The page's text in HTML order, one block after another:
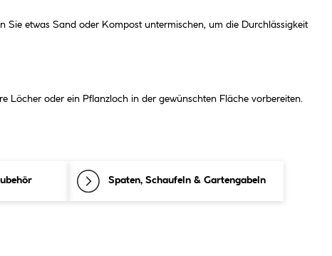
etwas Sand oder Kompost untermischen, um die Durchlässigkeit
Löcher oder ein Pflanzloch in der gewünschten Fläche vorbereiten.
Spaten, Schaufeln & Gartengabeln